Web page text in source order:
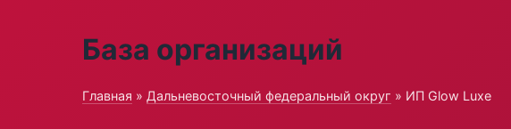
База организаций
Главная » Дальневосточный федеральный округ » ИП Glow Luxe